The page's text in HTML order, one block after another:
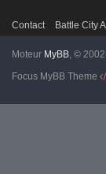
Contact Battle City
Moteur MyBB, ©
Focus MyBB Theme